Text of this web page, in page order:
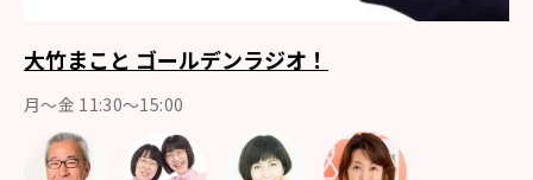
大竹まこと ゴールデンラジオ！
月〜金 11:30～15:00